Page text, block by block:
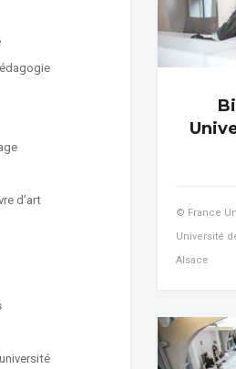
d’art
© France
Université
Alsace